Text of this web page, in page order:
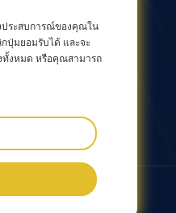
ง เมืองหวู่ซี 214082
ประสบการณ์ของคุณใน
ปุ่มยอมรับได้ และจะ
ทั้งหมด หรือคุณสามารถ